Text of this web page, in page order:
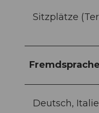
Sitzplätze
Deutsch,